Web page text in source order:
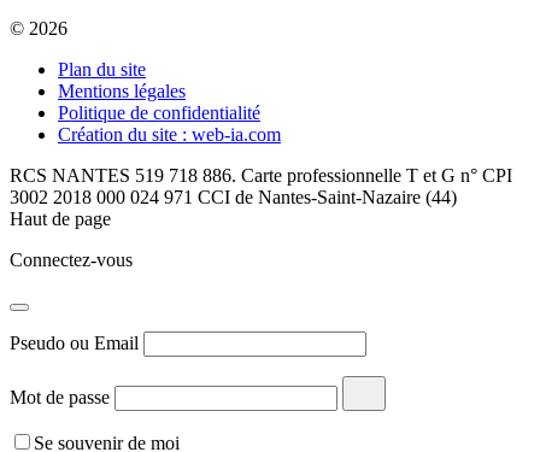
© 2026
Plan du site
Mentions légales
Politique de confidentialité
Création du site : web-ia.com
RCS NANTES 519 718 886. Carte professionnelle T et G n° CPI
3002 2018 000 024 971 CCI de Nantes-Saint-Nazaire (44)
Haut de page
Connectez-vous
Pseudo ou Email
Mot de passe
Se souvenir de moi